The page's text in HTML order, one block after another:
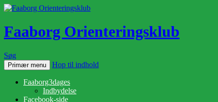
Faaborg Orienteringsklub
Søg
Primær menu Hop til indhold
Faaborg3dages
Indbydelse
Facebook-side